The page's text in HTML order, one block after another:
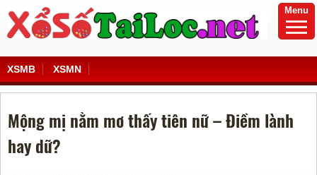
Menu
XSMB XSMN
Mộng mị nằm mơ thấy tiên nữ – Điềm lành
hay dữ?